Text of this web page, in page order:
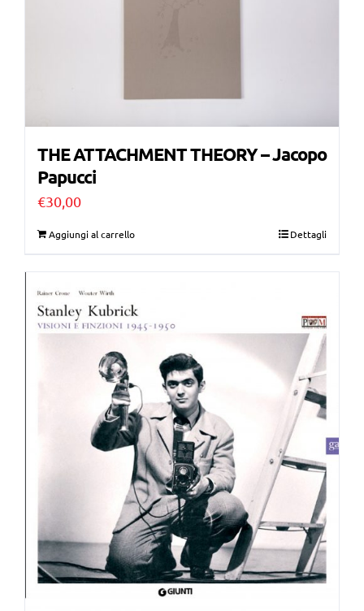
THE ATTACHMENT THEORY – Jacopo
Papucci
€30,00
Aggiungi al carrello Dettagli